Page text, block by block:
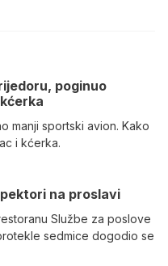
poginuo
manji sportski avion. Kako
i kćerka.
na proslavi
Službe za poslove
sedmice dogodio se